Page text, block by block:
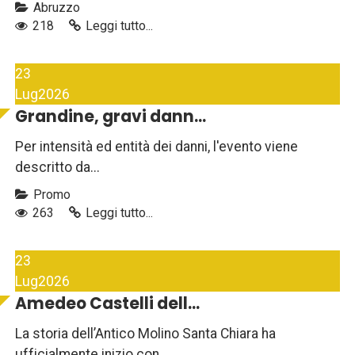
Abruzzo
218
Leggi tutto...
23
Lug2026
Grandine, gravi dann...
Per intensità ed entità dei danni, l'evento viene
descritto da...
Promo
263
Leggi tutto...
23
Lug2026
Amedeo Castelli dell...
La storia dell’Antico Molino Santa Chiara ha